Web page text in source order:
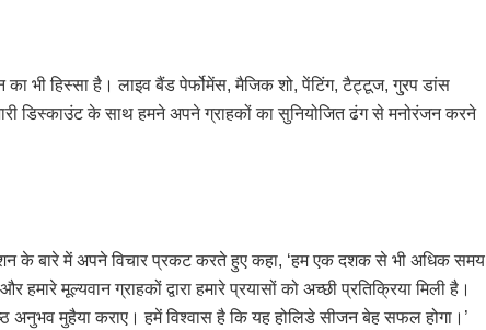
का भी हिस्सा है। लाइव बैंड पेर्फोमेंस, मैजिक शो, पेंटिंग, टैट्टूज, गु्रप डांस
डिस्काउंट के साथ हमने अपने ग्राहकों का सुनियोजित ढंग से मनोरंजन करने
के बारे में अपने विचार प्रकट करते हुए कहा, ‘हम एक दशक से भी अधिक समय
मूल्यवान ग्राहकों द्वारा हमारे प्रयासों को अच्छी प्रतिक्रिया मिली है।
अनुभव मुहैया कराए। हमें विश्वास है कि यह होलिडे सीजन बेह सफल होगा।’